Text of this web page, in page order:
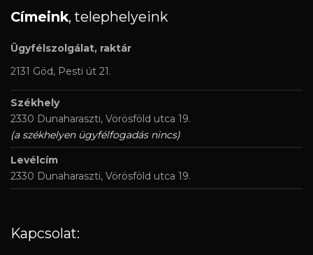
Címeink, telephelyeink
Ügyfélszolgálat, raktár
2131 Göd, Pesti út 21.
Székhely
2330 Dunaharaszti, Vörösföld utca 19.
(a székhelyen ügyfélfogadás nincs)
Levélcím
2330 Dunaharaszti, Vörösföld utca 19.
Kapcsolat: